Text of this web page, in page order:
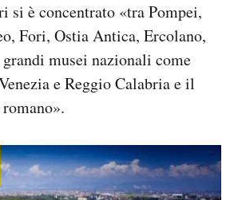
si è concentrato «tra Pompei,
Fori, Ostia Antica, Ercolano,
musei nazionali come
e Reggio Calabria e il